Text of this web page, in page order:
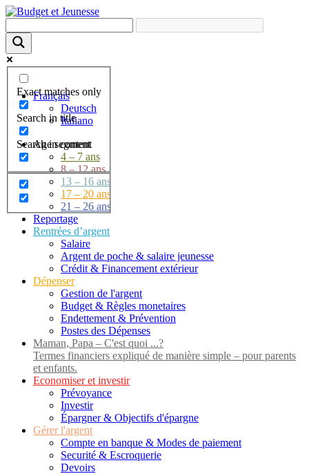
Exact matches only
Search in title
Search in content
Français
Deutsch
Italiano
Age segment
4 – 7 ans
8 – 12 ans
13 – 16 ans
17 – 20 ans
21 – 26 ans
Reportage
Rentrées d’argent
Salaire
Argent de poche & salaire jeunesse
Crédit & Financement extérieur
Dépenser
Gestion de l'argent
Budget & Règles monetaires
Endettement & Prévention
Postes des Dépenses
Maman, Papa – C'est quoi ...?
Termes financiers expliqué de manière simple – pour parents
et enfants.
Economiser et investir
Prévoyance
Investir
Épargner & Objectifs d'épargne
Gérer l'argent
Compte en banque & Modes de paiement
Securité & Escroquerie
Devoirs